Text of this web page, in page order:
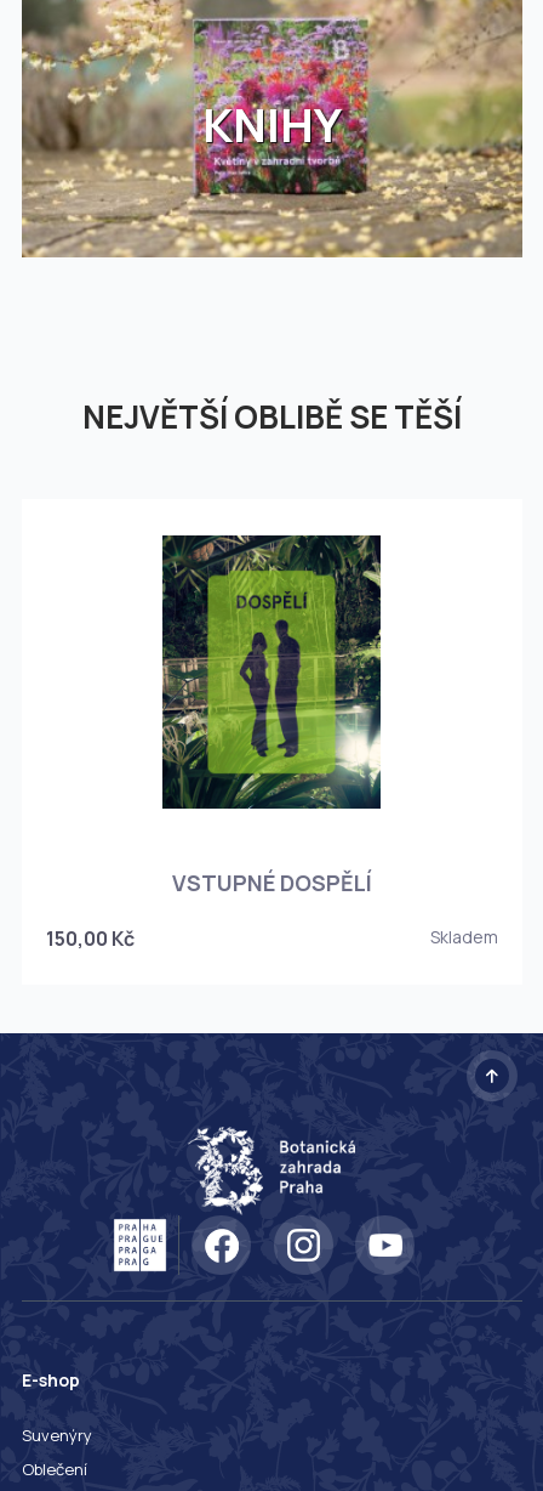
KNIHY
NEJVĚTŠÍ OBLIBĚ SE TĚŠÍ
VSTUPNÉ DOSPĚLÍ
150,00 Kč Skladem
E-shop
Suvenýry
Oblečení